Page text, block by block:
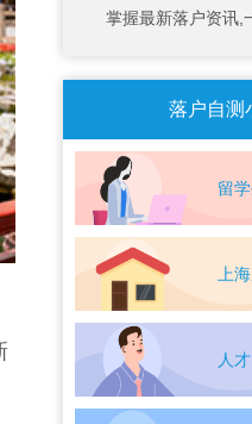
掌握最新落户资讯,
落户自测
留
上
人